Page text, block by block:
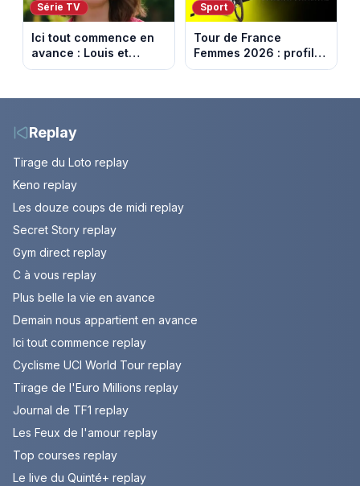
Série TV
Ici tout commence en
avance : Louis et
Jasmine enfin en
août 2026 (spoiler)
Sport
Tour de France
Femmes 2026 : profil
et horaires de la 6e
Montbrison et
Replay
Tirage du Loto replay
Keno replay
Les douze coups de midi replay
Secret Story replay
Gym direct replay
C à vous replay
Plus belle la vie en avance
Demain nous appartient en avance
Ici tout commence replay
Cyclisme UCI World Tour replay
Tirage de l'Euro Millions replay
Journal de TF1 replay
Les Feux de l'amour replay
Top courses replay
Le live du Quinté+ replay